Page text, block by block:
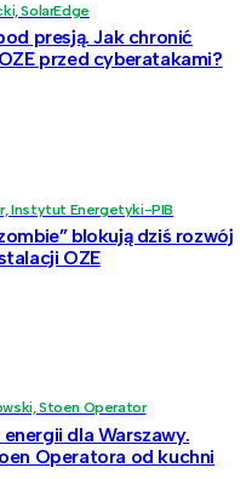
SolarEdge
presją. Jak chronić
przed cyberatakami?
Instytut Energetyki-PIB
blokują dziś rozwój
OZE
Stoen Operator
dla Warszawy.
Operatora od kuchni